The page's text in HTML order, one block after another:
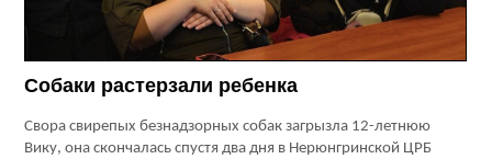
Собаки растерзали ребенка
Cвора свирепых безнадзорных собак загрызла 12-летнюю
Вику, она скончалась спустя два дня в Нерюнгринской ЦРБ